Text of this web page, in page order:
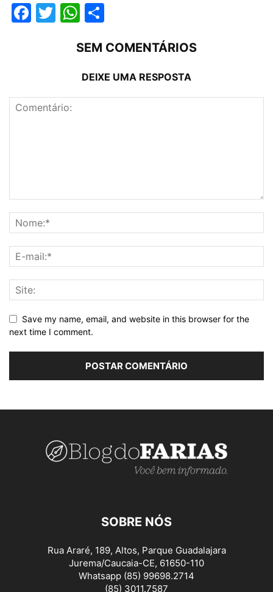
Facebook
TwitterWhatsApp
SEM COMENTÁRIOS
DEIXE UMA RESPOSTA
Save my name, email, and website in this browser for the
next time I comment.
SOBRE NÓS
Rua Araré, 189, Altos, Parque Guadalajara
Jurema/Caucaia-CE, 61650-110
Whatsapp (85) 99698.2714
(85) 3011.7587